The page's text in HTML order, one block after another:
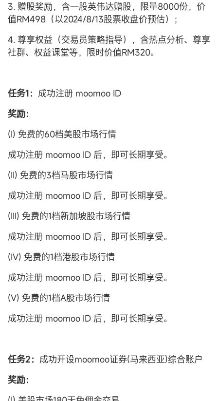
3. 赠股奖励，含一股英伟达赠股，限量8000份，价
值RM498（以2024/8/13股票收盘价预估）；
4. 尊享权益（交易员策略指导），含热点分析、尊享
社群、权益课堂等，限时价值RM320。
任务1： 成功注册 moomoo ID
奖励：
(I) 免费的60档美股市场行情
成功注册 moomoo ID 后，即可长期享受。
(II) 免费的3档马股市场行情
成功注册 moomoo ID 后，即可长期享受。
(III) 免费的1档新加坡股市场行情
成功注册 moomoo ID 后，即可长期享受。
(IV) 免费的1档港股市场行情
成功注册 moomoo ID 后，即可长期享受。
(V) 免费的1档A股市场行情
成功注册 moomoo ID 后，即可长期享受。
任务2： 成功开设moomoo证券(马来西亚)综合账户
奖励：